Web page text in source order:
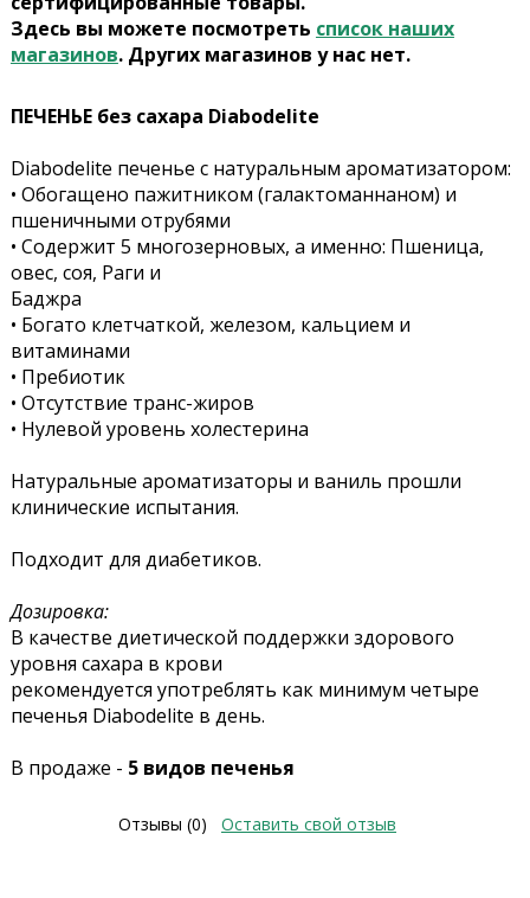
Здесь вы можете посмотреть список наших
магазинов. Других магазинов у нас нет.
ПЕЧЕНЬЕ без сахара Diabodelite
Diabodelite печенье с натуральным ароматизатором:
• Обогащено пажитником (галактоманнаном) и
пшеничными отрубями
• Содержит 5 многозерновых, а именно: Пшеница,
овес, соя, Раги и
Баджра
• Богато клетчаткой, железом, кальцием и
витаминами
• Пребиотик
• Отсутствие транс-жиров
• Нулевой уровень холестерина
Натуральные ароматизаторы и ваниль прошли
клинические испытания.
Подходит для диабетиков.
Дозировка:
В качестве диетической поддержки здорового
уровня сахара в крови
рекомендуется употреблять как минимум четыре
печенья Diabodelite в день.
В продаже - 5 видов печенья
Отзывы (0) Оставить свой отзыв